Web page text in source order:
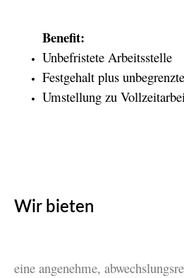
Benefit:
Unbefristete Arbeitsstelle
Festgehalt plus
Umstellung zu
Wir bieten
eine angenehme,